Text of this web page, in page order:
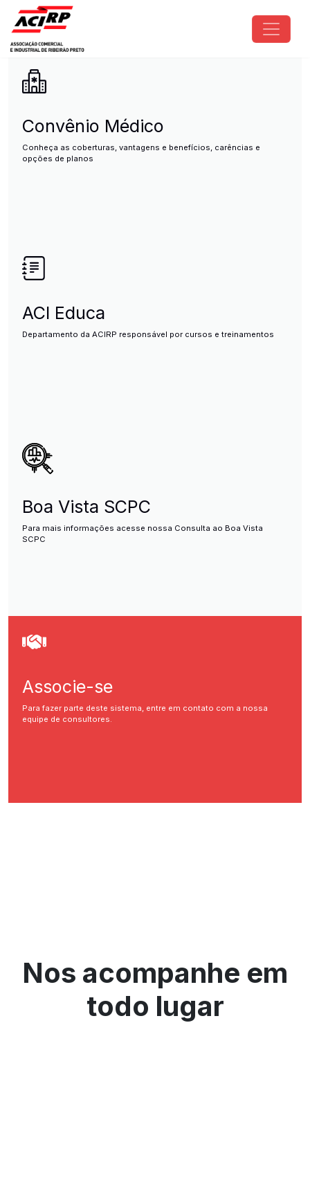
Pular para o conteúdo principal
ACIRP - Associação Comercial
Convênio Médico
Conheça as coberturas, vantagens e benefícios, carências e
opções de planos
ACI Educa
Departamento da ACIRP responsável por cursos e treinamentos
Boa Vista SCPC
Para mais informações acesse nossa Consulta ao Boa Vista
SCPC
Associe-se
Para fazer parte deste sistema, entre em contato com a nossa
equipe de consultores.
Nos acompanhe em
todo lugar